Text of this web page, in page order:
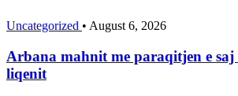
Uncategorized • August 6, 2026
Arbana mahnit me paraqitjen e saj
liqenit